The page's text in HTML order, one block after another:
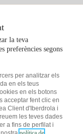
Clients
la teva
preferències segons
per analitzar els
en els teus
en els botons
acceptar fent clic en
Client d'Iberdrola i
les teves dades
a fins de perfilat i